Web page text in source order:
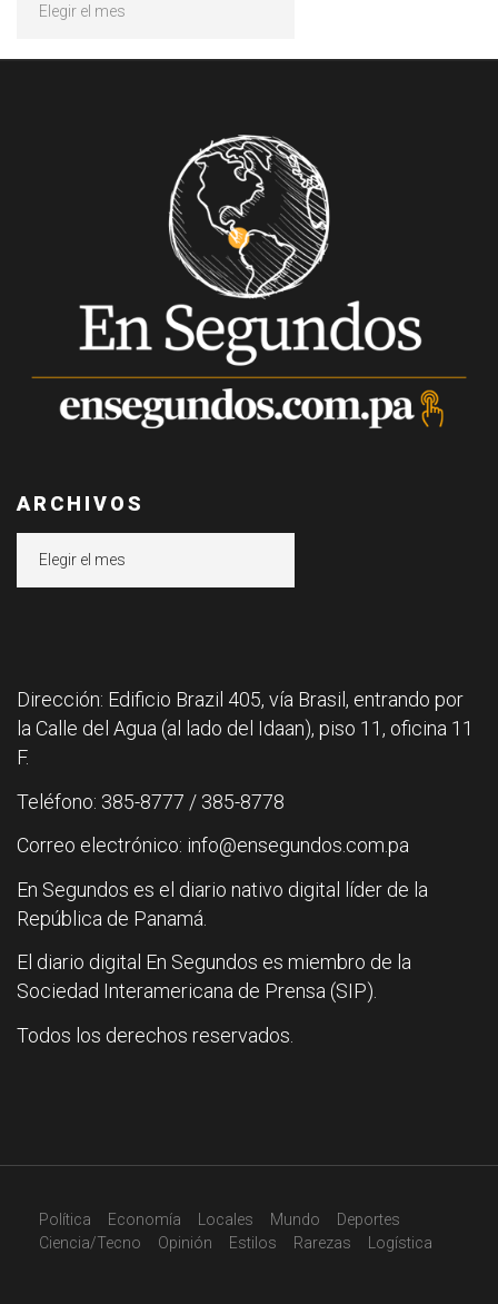
ARCHIVOS
Dirección: Edificio Brazil 405, vía Brasil, entrando por
la Calle del Agua (al lado del Idaan), piso 11, oficina 11
F.
Teléfono: 385-8777 / 385-8778
Correo electrónico: info@ensegundos.com.pa
En Segundos es el diario nativo digital líder de la
República de Panamá.
El diario digital En Segundos es miembro de la
Sociedad Interamericana de Prensa (SIP).
Todos los derechos reservados.
Política Economía Locales Mundo
Deportes
Ciencia/Tecno
Opinión Estilos Rarezas Logística